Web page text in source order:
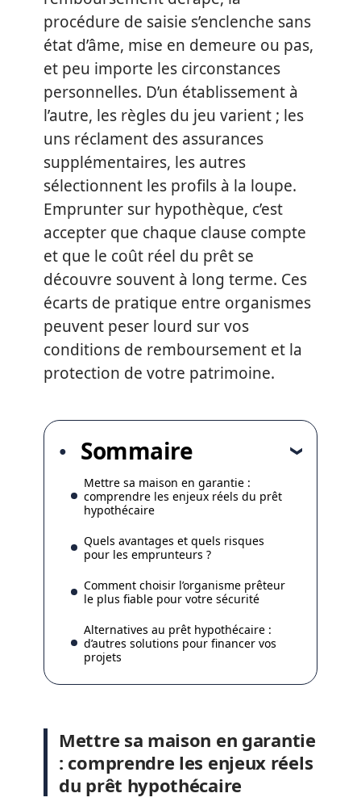
procédure de saisie s’enclenche sans
état d’âme, mise en demeure ou pas,
et peu importe les circonstances
personnelles. D’un établissement à
l’autre, les règles du jeu varient ; les
uns réclament des assurances
supplémentaires, les autres
sélectionnent les profils à la loupe.
Emprunter sur hypothèque, c’est
accepter que chaque clause compte
et que le coût réel du prêt se
découvre souvent à long terme. Ces
écarts de pratique entre organismes
peuvent peser lourd sur vos
conditions de remboursement et la
protection de votre patrimoine.
Sommaire
Mettre sa maison en garantie :
comprendre les enjeux réels du prêt
hypothécaire
Quels avantages et quels risques
pour les emprunteurs ?
Comment choisir l’organisme prêteur
le plus fiable pour votre sécurité
Alternatives au prêt hypothécaire :
d’autres solutions pour financer vos
projets
Mettre sa maison en garantie
: comprendre les enjeux réels
du prêt hypothécaire